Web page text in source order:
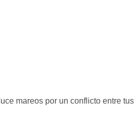
mareos por un conflicto entre tus